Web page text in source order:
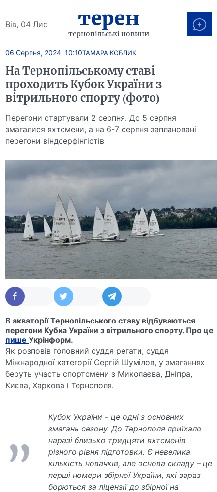
Вів, 04 Лис терен
тернопільські новини
06 Серпня, 2024, 10:10ТАМАРА КОБЛИК
На Тернопільському ставі
проходить Кубок України з
вітрильного спорту (фото)
Перегони стартували 2 серпня. До 5 серпня
змагалися яхтсмени, а на 6-7 серпня заплановані
перегони віндсерфінгістів
В акваторії Тернопільського ставу відбуваються
перегони Кубка України з вітрильного спорту. Про це
пишеУкрінформ.
Як розповів головний суддя регати, суддя
Міжнародної категорії Сергій Шумілов, у змаганнях
беруть участь спортсмени з Миколаєва, Дніпра,
Києва, Харкова і Тернополя.
Кубок України – це одні з основних
змагань сезону. До Тернополя приїхало
наразі близько тридцяти яхтсменів
різного рівня підготовки. Є невелика
кількість новачків, але основа складу – це
перші номери збірної України, які зараз
борються за ліцензії до збірної на